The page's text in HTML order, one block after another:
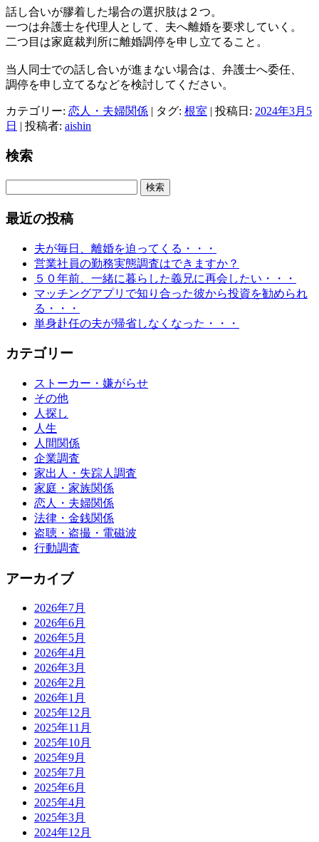
話し合いが膠着した場合の選択肢は２つ。
一つは弁護士を代理人として、夫へ離婚を要求していく。
二つ目は家庭裁判所に離婚調停を申し立てること。
当人同士での話し合いが進まない場合は、弁護士へ委任、
調停を申し立てるなどを検討してください。
カテゴリー: 恋人・夫婦関係 | タグ: 根室 | 投稿日: 2024年3月5
日 | 投稿者: aishin
検索
最近の投稿
夫が毎日、離婚を迫ってくる・・・
営業社員の勤務実態調査はできますか？
５０年前、一緒に暮らした義兄に再会したい・・・
マッチングアプリで知り合った彼から投資を勧められ
る・・・
単身赴任の夫が帰省しなくなった・・・
カテゴリー
ストーカー・嫌がらせ
その他
人探し
人生
人間関係
企業調査
家出人・失踪人調査
家庭・家族関係
恋人・夫婦関係
法律・金銭関係
盗聴・盗撮・電磁波
行動調査
アーカイブ
2026年7月
2026年6月
2026年5月
2026年4月
2026年3月
2026年2月
2026年1月
2025年12月
2025年11月
2025年10月
2025年9月
2025年7月
2025年6月
2025年4月
2025年3月
2024年12月